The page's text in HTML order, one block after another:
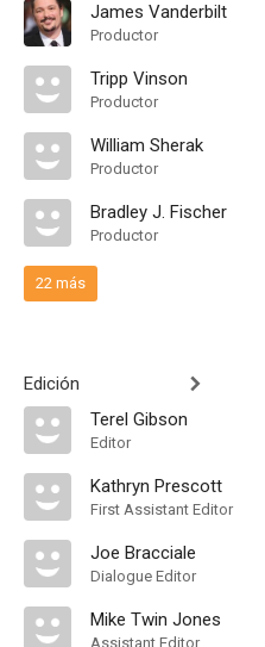
James Vanderbilt
Productor
Tripp Vinson
Productor
William Sherak
Productor
Bradley J. Fischer
Productor
22 más
Edición
Terel Gibson
Editor
Kathryn Prescott
First Assistant Editor
Joe Bracciale
Dialogue Editor
Mike Twin Jones
Assistant Editor